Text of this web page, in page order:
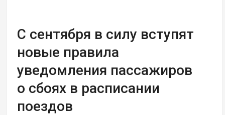
С сентября в силу вступят
новые правила
уведомления пассажиров
о сбоях в расписании
поездов